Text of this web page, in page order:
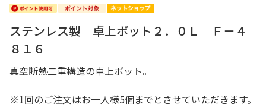
ステンレス製 卓上ポット２．０Ｌ Ｆ－４
８１６
真空断熱二重構造の卓上ポット。
※1回のご注文はお一人様5個までとさせていただきます。